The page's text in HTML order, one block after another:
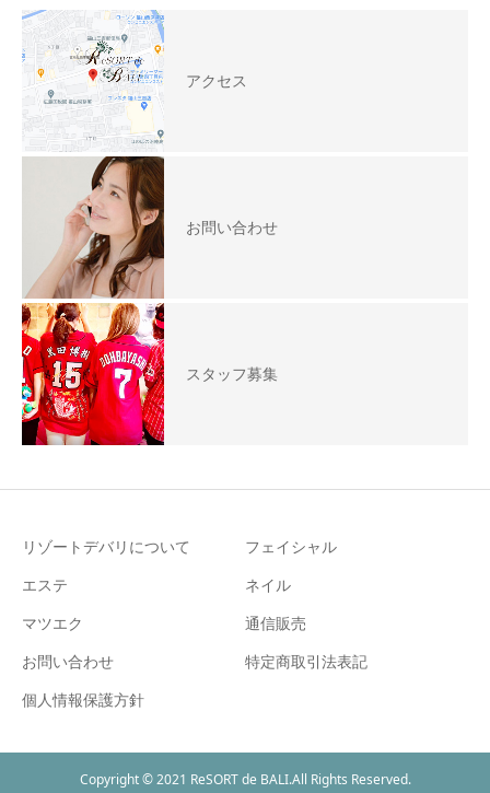
アクセス
お問い合わせ
スタッフ募集
リゾートデバリについて
フェイシャル
エステ
ネイル
マツエク
通信販売
お問い合わせ
特定商取引法表記
個人情報保護方針
Copyright © 2021 ReSORT de BALI.All Rights Reserved.